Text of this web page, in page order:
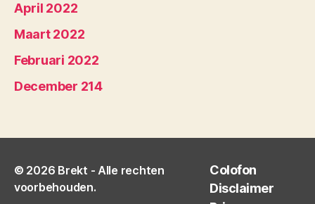
April 2022
Maart 2022
Februari 2022
December 214
© 2026 Brekt - Alle rechten
voorbehouden.
Colofon
Disclaimer